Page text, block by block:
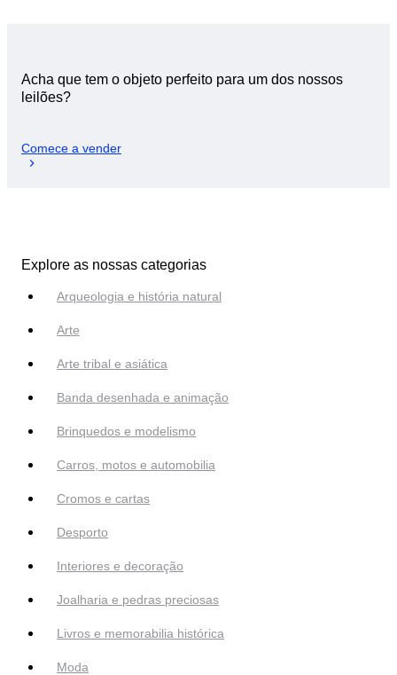
Acha que tem o objeto perfeito para um dos nossos
leilões?
Comece a vender
Explore as nossas categorias
Arqueologia e história natural
Arte
Arte tribal e asiática
Banda desenhada e animação
Brinquedos e modelismo
Carros, motos e automobilia
Cromos e cartas
Desporto
Interiores e decoração
Joalharia e pedras preciosas
Livros e memorabilia histórica
Moda